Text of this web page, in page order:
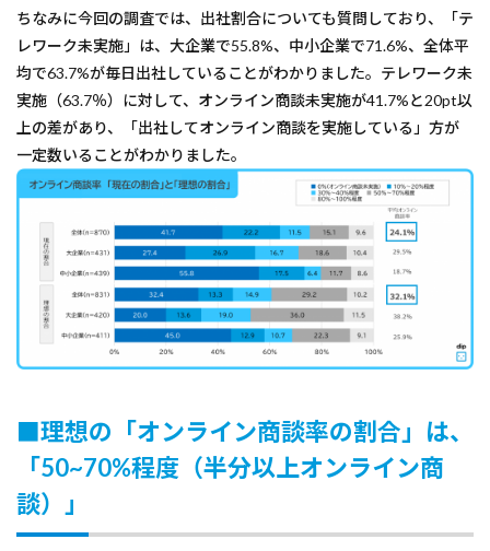
ちなみに今回の調査では、出社割合についても質問しており、「テ
レワーク未実施」は、大企業で55.8%、中小企業で71.6%、全体平
均で63.7%が毎日出社していることがわかりました。テレワーク未
実施（63.7％）に対して、オンライン商談未実施が41.7%と20pt以
上の差があり、「出社してオンライン商談を実施している」方が
一定数いることがわかりました。
■理想の「オンライン商談率の割合」は、
「50~70%程度（半分以上オンライン商
談）」